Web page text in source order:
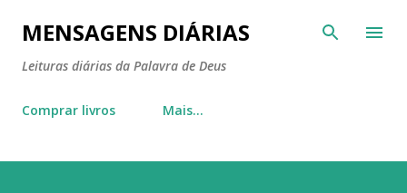
Pular para o conteúdo principal
MENSAGENS DIÁRIAS
Leituras diárias da Palavra de Deus
Comprar livros Mais…